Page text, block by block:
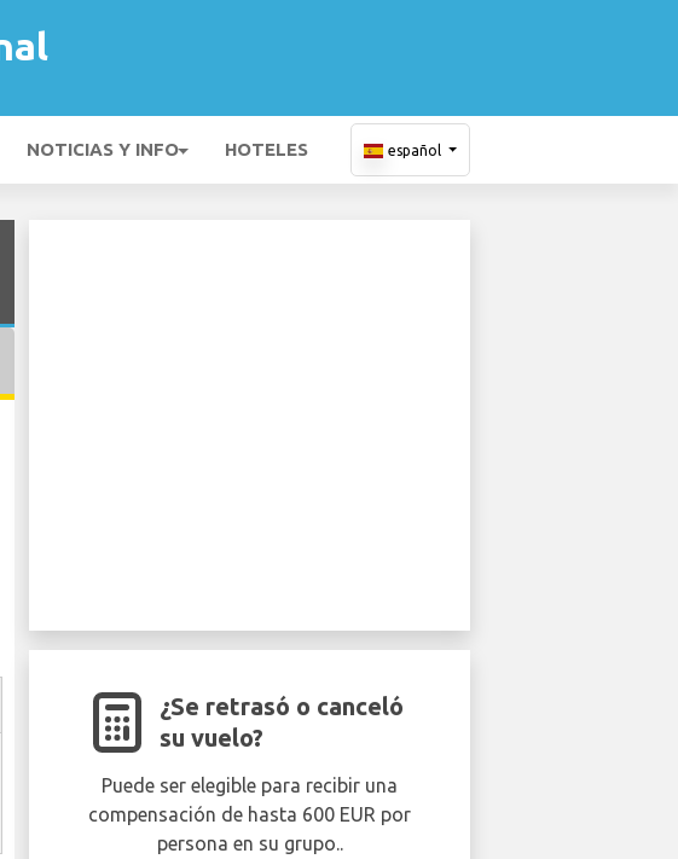
NOTICIAS Y INFO HOTELES español
¿Se retrasó o canceló
su vuelo?
Puede ser elegible para recibir una
compensación de hasta 600 EUR por
persona en su grupo..